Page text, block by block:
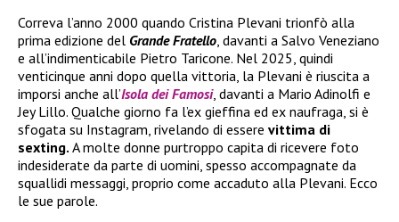
Correva l’anno 2000 quando Cristina Plevani trionfò alla
prima edizione del Grande Fratello , davanti a Salvo Veneziano
e all’indimenticabile Pietro Taricone. Nel 2025, quindi
venticinque anni dopo quella vittoria, la Plevani è riuscita a
imporsi anche all’Isola dei Famosi, davanti a Mario Adinolfi e
Jey Lillo. Qualche giorno fa l’ex gieffina ed ex naufraga, si è
sfogata su Instagram, rivelando di essere vittima di
sexting. A molte donne purtroppo capita di ricevere foto
indesiderate da parte di uomini, spesso accompagnate da
squallidi messaggi, proprio come accaduto alla Plevani. Ecco
le sue parole.